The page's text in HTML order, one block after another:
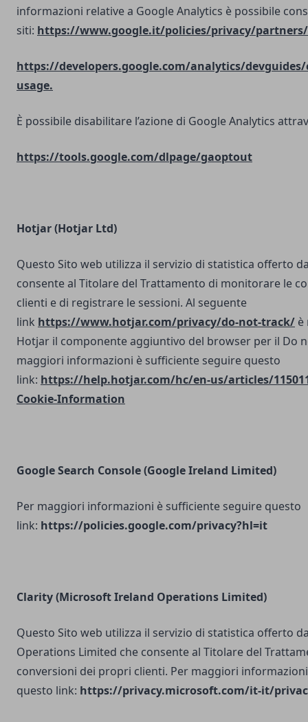
informazioni relative a Google Analytics è possibile
siti: https://www.google.it/policies/privacy/partners/
https://developers.google.com/analytics/
usage.
È possibile disabilitare l’azione di Google Analytics
https://tools.google.com/dlpage/gaoptout
Hotjar (Hotjar Ltd)
Questo Sito web utilizza il servizio di statistica offerto
consente al Titolare del Trattamento di monitorare le
clienti e di registrare le sessioni. Al seguente
link https://www.hotjar.com/privacy/do-not-track/ è
Hotjar il componente aggiuntivo del browser per il Do
maggiori informazioni è sufficiente seguire questo
link: https://help.hotjar.com/hc/en-us/articles/
Cookie-Information
Google Search Console(Google Ireland Limited)
Per maggiori informazioni è sufficiente seguire questo
link: https://policies.google.com/privacy?hl=it
Clarity (Microsoft Ireland Operations Limited)
Questo Sito web utilizza il servizio di statistica offerto
Operations Limited che consente al Titolare del
conversioni dei propri clienti. Per maggiori
questo link: https://privacy.microsoft.com/it-it/